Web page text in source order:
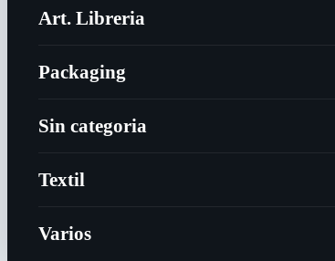
Art. Libreria
Packaging
Sin categoria
Textil
Varios